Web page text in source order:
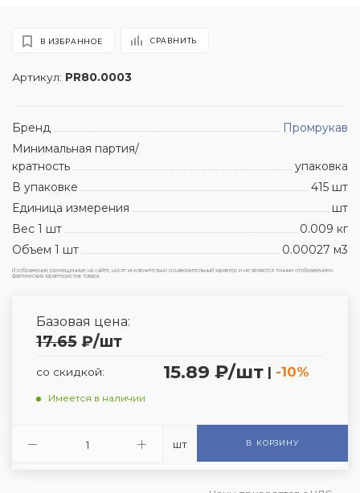
Артикул: PR80.0003
В ИЗБРАННОЕ СРАВНИТЬ
Бренд
Промрукав
Минимальная партия/
кратность
упаковка
В упаковке
415 шт
Единица измерения
шт
Вес 1 шт
0.009 кг
Объем 1 шт
0.00027 м3
Изображения, размещенные на сайте, носят исключительно ознакомительный характер и не являются точным отображением
фактических характеристик товара.
Базовая цена:
17.65 ₽/шт
со скидкой: 15.89 ₽/шт | -10%
Имеется в наличии
шт В КОРЗИНУ